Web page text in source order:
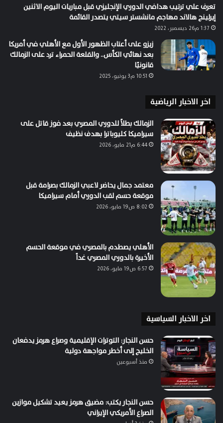
تعرف علي ترتيب هدافي الدوري الإنجليزي قبل مباريات اليوم الاثنين
إيرلينج هالاند مهاجم مانشستر سيتي يتصدر القائمة
1:37 م26 ديسمبر، 2022
زيزو على أعتاب الظهور الأول مع الأهلي في أمريكا
بعد نهائي الكأس.. والقلعة الحمراء ترد على الزمالك
قانونيًا
10:51 م3 يونيو، 2025
اخر الاخبار الرياضية
الزمالك بطلاً للدوري المصري بعد فوز قاتل على
سيراميكا كليوباترا بهدف نظيف
6:44 م21 مايو، 2026
معتمد جمال يحاضر لاعبي الزمالك بصرامة قبل
موقعة حسم لقب الدوري أمام سيراميكا
8:02 ص19 مايو، 2026
الأهلي يصطدم بالمصري في موقعة الحسم
الأخيرة بالدوري المصري غداً
6:57 ص19 مايو، 2026
اخر الاخبار السياسية
حسن النجار: التوترات الإقليمية وصراع هرمز يدفعان
الخليج إلى أخطر مواجهة دولية
منذ أسبوعين
حسن النجار يكتب: مضيق هرمز يعيد تشكيل موازين
الصراع الأمريكي الإيراني